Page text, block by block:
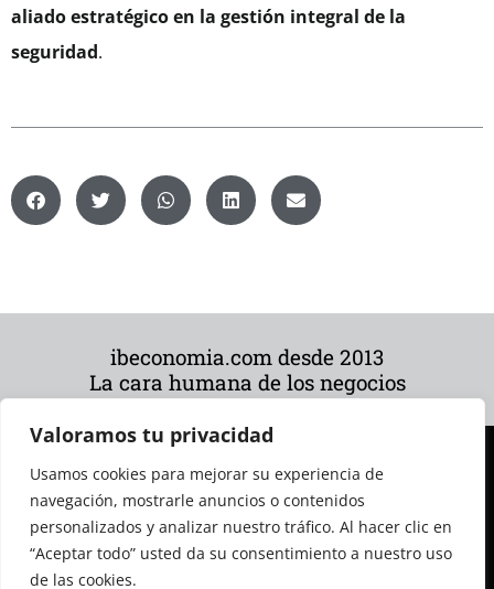
Valoramos tu privacidad
Usamos cookies para mejorar su experiencia de
navegación, mostrarle anuncios o contenidos
personalizados y analizar nuestro tráfico. Al hacer clic en
“Aceptar todo” usted da su consentimiento a nuestro uso
de las cookies.
aliado estratégico en la gestión integral de la
seguridad.
ibeconomia.com desde 2013
La cara humana de los negocios